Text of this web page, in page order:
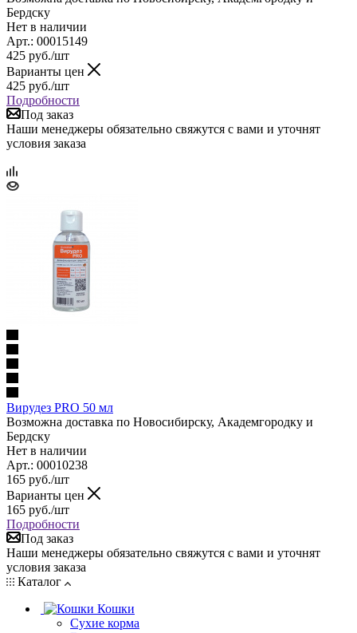
Бердску
Нет в наличии
Арт.: 00015149
425 руб./шт
Варианты цен
425 руб./шт
Подробности
Под заказ
Наши менеджеры обязательно свяжутся с вами и уточнят
условия заказа
Вирудез PRO 50 мл
Возможна доставка по Новосибирску, Академгородку и
Бердску
Нет в наличии
Арт.: 00010238
165 руб./шт
Варианты цен
165 руб./шт
Подробности
Под заказ
Наши менеджеры обязательно свяжутся с вами и уточнят
условия заказа
Каталог
Кошки
Сухие корма